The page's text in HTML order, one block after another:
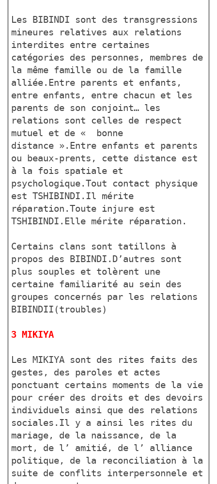
Les BIBINDI sont des transgressions
mineures relatives aux relations
interdites entre certaines
catégories des personnes, membres de
la même famille ou de la famille
alliée.Entre parents et enfants,
entre enfants, entre chacun et les
parents de son conjoint… les
relations sont celles de respect
mutuel et de « bonne
distance ».Entre enfants et parents
ou beaux-prents, cette distance est
à la fois spatiale et
psychologique.Tout contact physique
est TSHIBINDI.Il mérite
réparation.Toute injure est
TSHIBINDI.Elle mérite réparation.
Certains clans sont tatillons à
propos des BIBINDI.D’autres sont
plus souples et tolèrent une
certaine familiarité au sein des
groupes concernés par les relations
BIBINDII(troubles)
3 MIKIYA
Les MIKIYA sont des rites faits des
gestes, des paroles et actes
ponctuant certains moments de la vie
pour créer des droits et des devoirs
individuels ainsi que des relations
sociales.Il y a ainsi les rites du
mariage, de la naissance, de la
mort, de l’ amitié, de l’ alliance
politique, de la reconciliation à la
suite de conflits interpersonnele et